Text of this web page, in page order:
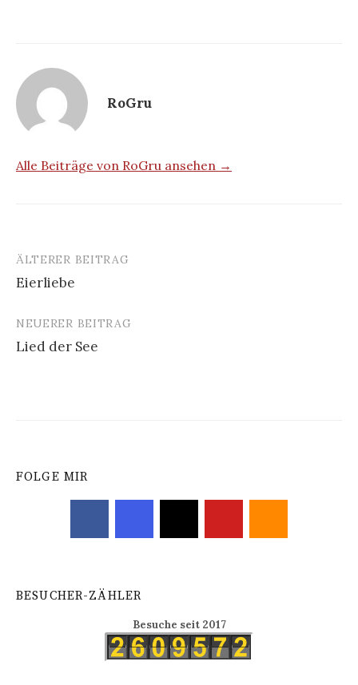
RoGru
Alle Beiträge von RoGru ansehen →
Beitrags-
Navigation
ÄLTERER BEITRAG
Eierliebe
NEUERER BEITRAG
Lied der See
FOLGE MIR
BESUCHER-ZÄHLER
Besuche seit 2017